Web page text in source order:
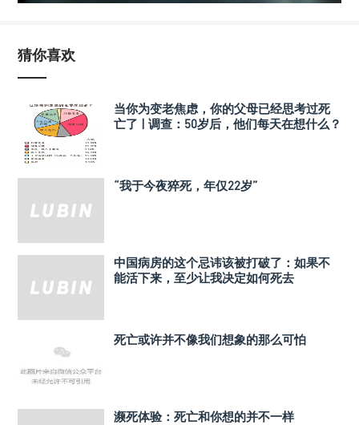
猜你喜欢
当你为变老焦虑，你的父母已经思考过死
亡了 | 调查：50岁后，他们每天在想什么？
“我于今夜猝死，年仅22岁”
中国病房的这个忌讳该被打破了：如果不
能活下来，至少让我决定如何死去
死亡或许并不像我们想象的那么可怕
濒死体验：死亡和你想的并不一样